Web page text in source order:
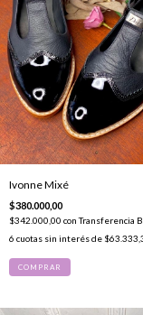
Ivonne Mixé
$380.000,00
$342.000,00 con Transferencia
6 cuotas sin interés de
COMPRAR